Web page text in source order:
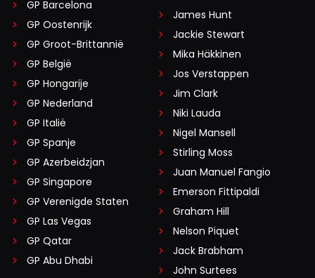
GP Barcelona
GP Oostenrijk
GP Groot-Brittannië
GP België
GP Hongarije
GP Nederland
GP Italië
GP Spanje
GP Azerbeidzjan
GP Singapore
GP Verenigde Staten
GP Las Vegas
GP Qatar
GP Abu Dhabi
James Hunt
Jackie Stewart
Mika Häkkinen
Jos Verstappen
Jim Clark
Niki Lauda
Nigel Mansell
Stirling Moss
Juan Manuel Fangio
Emerson Fittipaldi
Graham Hill
Nelson Piquet
Jack Brabham
John Surtees